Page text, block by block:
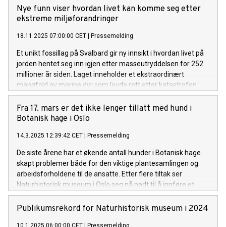
Nye funn viser hvordan livet kan komme seg etter
ekstreme miljøforandringer
18.11.2025 07:00:00 CET Pressemelding
Et unikt fossillag på Svalbard gir ny innsikt i hvordan livet på
jorden hentet seg inn igjen etter masseutryddelsen for 252
millioner år siden. Laget inneholder et ekstraordinært
mangfold av marine dyr som levde rett etter katastrofen.
Fra 17. mars er det ikke lenger tillatt med hund i
Botanisk hage i Oslo
14.3.2025 12:39:42 CET Pressemelding
De siste årene har et økende antall hunder i Botanisk hage
skapt problemer både for den viktige plantesamlingen og
arbeidsforholdene til de ansatte. Etter flere tiltak ser
Naturhistorisk museum i Oslo seg nå nødt til å innføre et
forbud mot hunder i den populære hagen.
Publikumsrekord for Naturhistorisk museum i 2024
10.1.2025 06:00:00 CET Pressemelding